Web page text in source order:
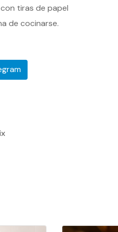
tiras de papel
de cocinarse.